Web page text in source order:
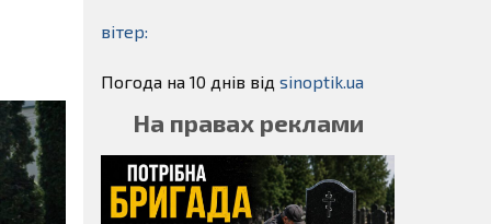
вітер:
Погода на 10 днів від sinoptik.ua
На правах реклами